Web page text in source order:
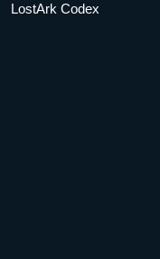
LostArk Codex